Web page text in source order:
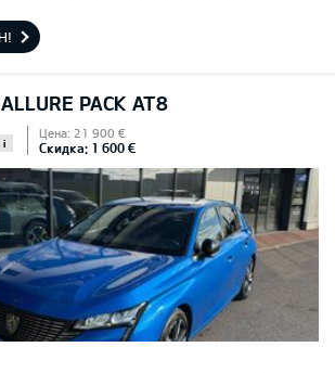
PACK AT8
i
Цена: 21 900 €
Скидка: 1 600 €